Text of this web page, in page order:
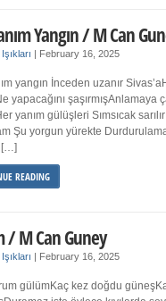
Yangın / M Can
February 16, 2025
yangın İnceden uzanır
yapacağını
yanım gülüşleri Sımsıcak
Şu yorgun yürekte
[…]
READING
/ M Can Guney
February 16, 2025
gülümKaç kez doğdu